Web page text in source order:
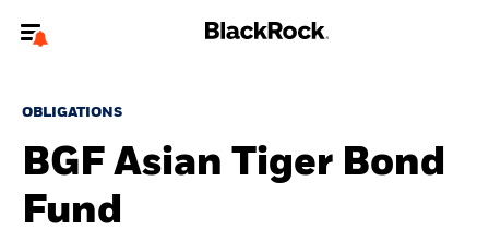
financiers.
jourvotre type d'utilisateur
A propos de BlackRock
OBLIGATIONS
BGF Asian Tiger Bond
Fund